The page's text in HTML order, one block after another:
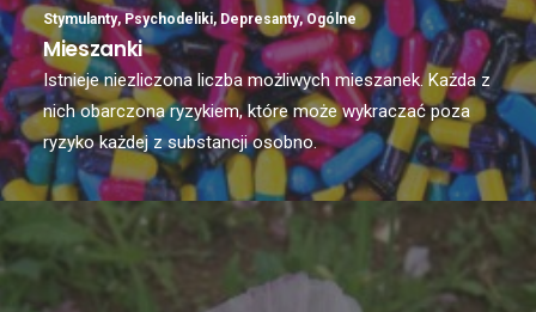
Stymulanty, Psychodeliki, Depresanty, Ogólne
Mieszanki
Istnieje niezliczona liczba możliwych mieszanek. Każda z
nich obarczona ryzykiem, które może wykraczać poza
ryzyko każdej z substancji osobno.